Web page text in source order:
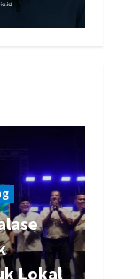
Lokal